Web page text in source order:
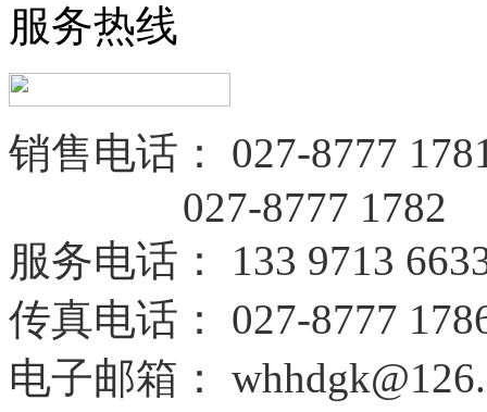
服务热线
销售电话：
027-8777
027-8777 1782
服务电话 ：
133 9713
传真电话： 027-8777
电子邮箱：